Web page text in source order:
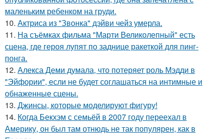
маленьким ребенком на груди.
10. Актриса из "Звонка" дэйви чейз умерла.
11. На съёмках фильма "Марти Великолепный" есть
сцена, где героя лупят по заднице ракеткой для пинг-
понга.
12. Алекса Деми думала, что потеряет роль Мэдди в
"Эйфории", если не будет соглашаться на интимные и
обнаженные сцены.
13. Джинсы, которые моделируют фигуру!
14. Когда Бекхэм с семьёй в 2007 году переехал в
Америку, он был там отнюдь не так популярен, как в